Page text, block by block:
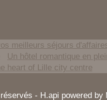
meilleurs séjours
Un hôtel romantique en
heart of Lille city centre
- H.api powered by